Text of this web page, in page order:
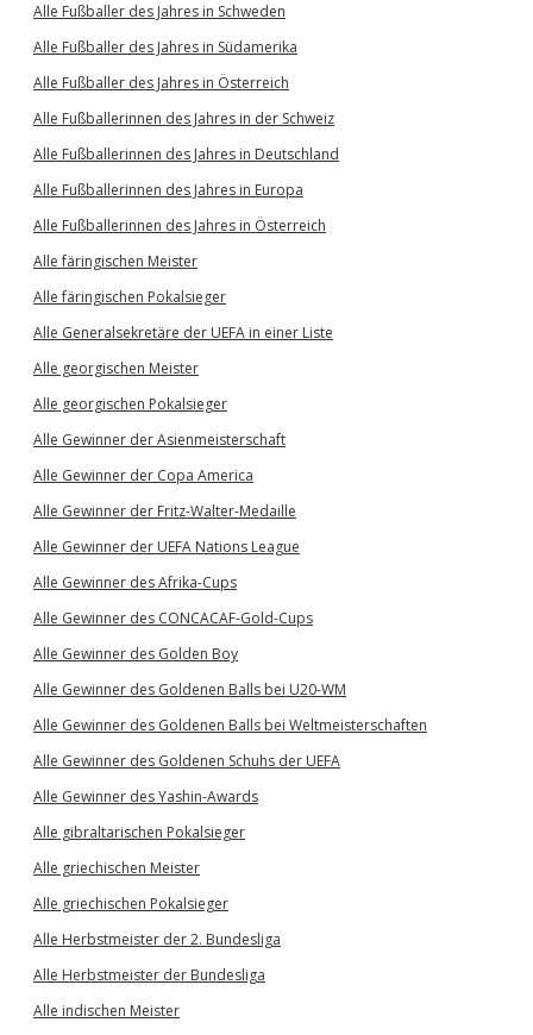
Alle Fußballer des Jahres in Schweden
Alle Fußballer des Jahres in Südamerika
Alle Fußballer des Jahres in Österreich
Alle Fußballerinnen des Jahres in der Schweiz
Alle Fußballerinnen des Jahres in Deutschland
Alle Fußballerinnen des Jahres in Europa
Alle Fußballerinnen des Jahres in Österreich
Alle färingischen Meister
Alle färingischen Pokalsieger
Alle Generalsekretäre der UEFA in einer Liste
Alle georgischen Meister
Alle georgischen Pokalsieger
Alle Gewinner der Asienmeisterschaft
Alle Gewinner der Copa America
Alle Gewinner der Fritz-Walter-Medaille
Alle Gewinner der UEFA Nations League
Alle Gewinner des Afrika-Cups
Alle Gewinner des CONCACAF-Gold-Cups
Alle Gewinner des Golden Boy
Alle Gewinner des Goldenen Balls bei U20-WM
Alle Gewinner des Goldenen Balls bei Weltmeisterschaften
Alle Gewinner des Goldenen Schuhs der UEFA
Alle Gewinner des Yashin-Awards
Alle gibraltarischen Pokalsieger
Alle griechischen Meister
Alle griechischen Pokalsieger
Alle Herbstmeister der 2. Bundesliga
Alle Herbstmeister der Bundesliga
Alle indischen Meister